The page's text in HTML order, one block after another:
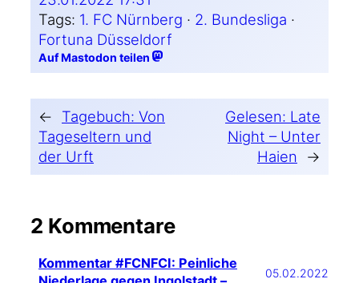
Tags: 1. FC Nürnberg · 2. Bundesliga
Fortuna Düsseldorf
Auf Mastodon teilen
←
Tagebuch: Von
Tageseltern und
der Urft
Gelesen: Late
Night – Unter
Haien
→
2 Kommentare
Kommentar #FCNFCI: Peinliche
05.02.2022